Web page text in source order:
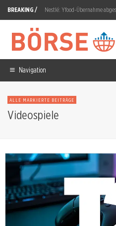
BREAKING / Nestlé: Yfood-Übernahme
SK Hynix Aktie: Morgan
XRP: Abflüsse treffen auf neue
SoftBank Group Aktie:
Navigation
ALLE MARKIERTE BEITRÄGE
Videospiele